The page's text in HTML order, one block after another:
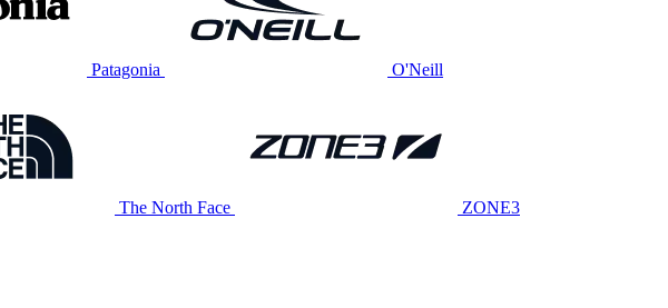
Patagonia O'Neill
The North Face ZONE3